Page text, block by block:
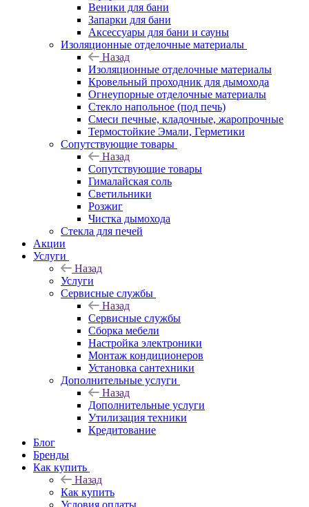
Веники для бани
Запарки для бани
Аксессуары для бани и сауны
Изоляционные отделочные материалы
Назад
Изоляционные отделочные материалы
Кровельный проходник для дымохода
Огнеупорные отделочные материалы
Стекло напольное (под печь)
Смеси печные, кладочные, жаропрочные
Термостойкие Эмали, Герметики
Сопутствующие товары
Назад
Сопутствующие товары
Гималайская соль
Светильники
Розжиг
Чистка дымохода
Стекла для печей
Акции
Услуги
Назад
Услуги
Сервисные службы
Назад
Сервисные службы
Сборка мебели
Настройка электроники
Монтаж кондиционеров
Установка сантехники
Дополнительные услуги
Назад
Дополнительные услуги
Утилизация техники
Кредитование
Блог
Бренды
Как купить
Назад
Как купить
Условия оплаты